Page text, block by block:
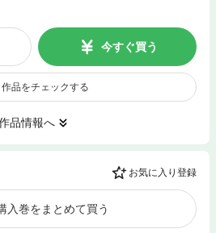
今すぐ買う
作品をチェックする
品情報へ
お気に入り登録
入巻をまとめて買う